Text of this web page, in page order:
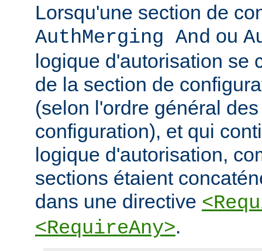
Lorsqu'une section de
AuthMerging And ou
logique d'autorisation se
de la section de
(selon l'ordre général
configuration), et qui
logique d'autorisation,
sections étaient
dans une directive
<RequireAny>.